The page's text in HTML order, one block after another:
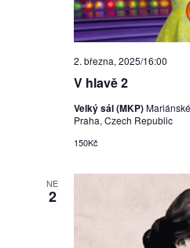
V hlavě 2
2. března, 2025/16:00
Velký sál (MKP)
Praha, Czech Republic
150Kč
NE
2